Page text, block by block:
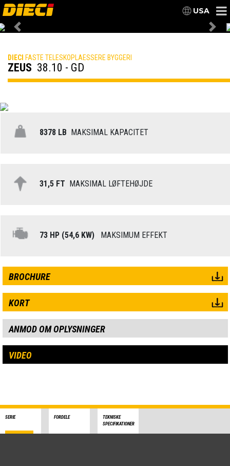
USA
Previous
DIECI FASTE TELESKOPLAESSERE BYGGERI
ZEUS 38.10 - GD
8378 LB MAKSIMAL KAPACITET
31,5 FT MAKSIMAL LØFTEHØJDE
73 HP (54,6 KW) MAKSIMUM EFFEKT
BROCHURE
KORT
ANMOD OM OPLYSNINGER
VIDEO
SERIE FORDELE
TEKNISKE
SPECIFIKATIONER